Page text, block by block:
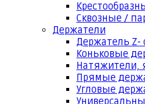
Сквозные /
Держатели
Держатель Z-
Коньковые
Натяжители,
Прямые
Угловые